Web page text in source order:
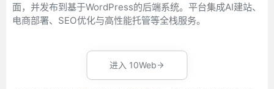
面，并发布到基于WordPress的后端系统。平台集成AI建站、
电商部署、SEO优化与高性能托管等全栈服务。
进入 10Web